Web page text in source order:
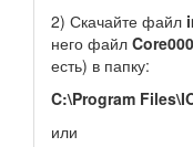
2) Скачайте файл
него файл
есть) в папку:
C:\Program
или